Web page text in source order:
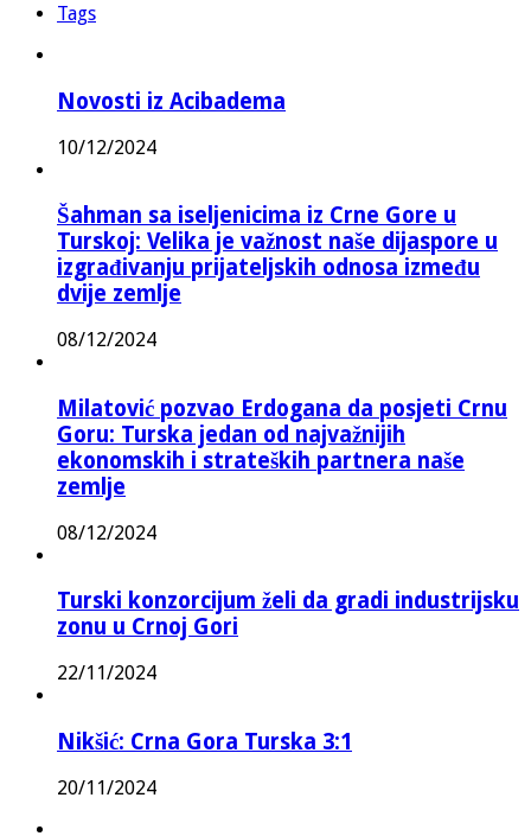
Tags
Novosti iz Acibadema
10/12/2024
Šahman sa iseljenicima iz Crne Gore u
Turskoj: Velika je važnost naše dijaspore u
izgrađivanju prijateljskih odnosa između
dvije zemlje
08/12/2024
Milatović pozvao Erdogana da posjeti Crnu
Goru: Turska jedan od najvažnijih
ekonomskih i strateških partnera naše
zemlje
08/12/2024
Turski konzorcijum želi da gradi industrijsku
zonu u Crnoj Gori
22/11/2024
Nikšić: Crna Gora Turska 3:1
20/11/2024